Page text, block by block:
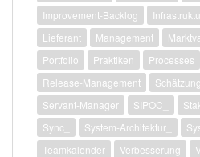
Improvement-Backlog
Lieferant
Management
Portfolio
Praktiken Processes
Release-Management
Schätzung
Servant-Manager
SIPOC_
Sync_
System-Architektur_
Teamkalender
Verbesserung